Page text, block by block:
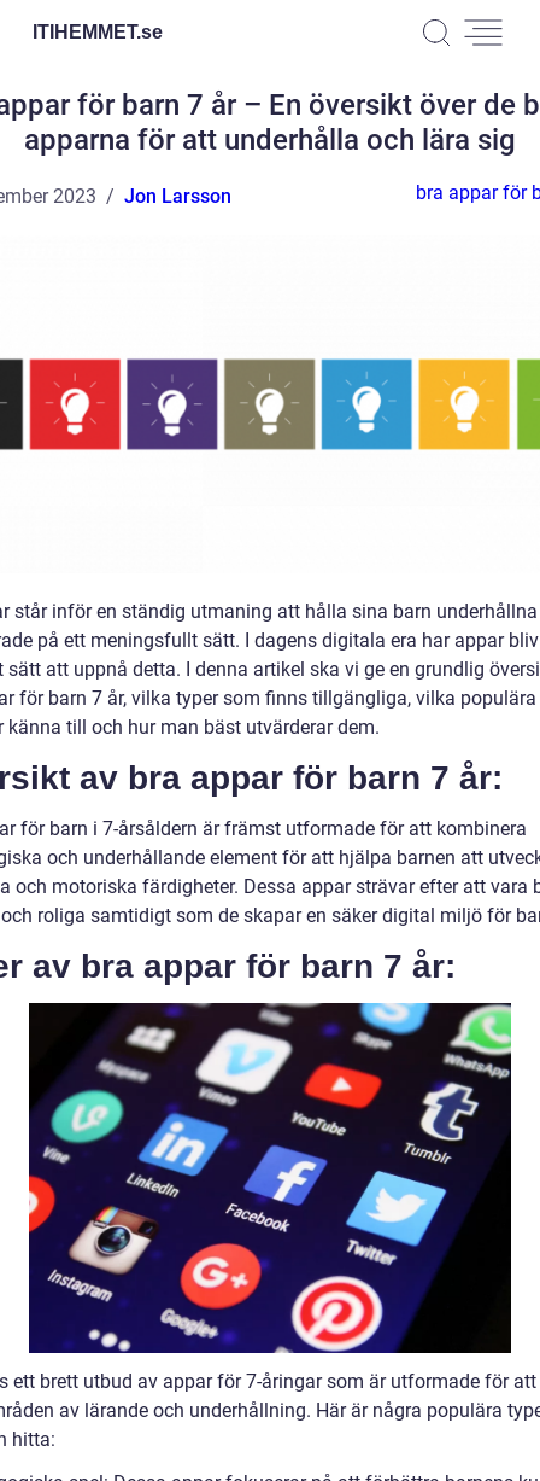
ITIHEMMET.se
för barn 7 år – En översikt över de
apparna för att underhålla och lära sig
2023 Jon Larsson bra appar för
står inför en ständig utmaning att hålla sina barn
på ett meningsfullt sätt. I dagens digitala era har appar
sätt att uppnå detta. I denna artikel ska vi ge en grundlig
för barn 7 år, vilka typer som finns tillgängliga, vilka
känna till och hur man bäst utvärderar dem.
av bra appar för barn 7 år:
för barn i 7-årsåldern är främst utformade för att kombinera
och underhållande element för att hjälpa barnen att
och motoriska färdigheter. Dessa appar strävar efter att vara
roliga samtidigt som de skapar en säker digital miljö för
av bra appar för barn 7 år:
ett brett utbud av appar för 7-åringar som är utformade för
av lärande och underhållning. Här är några populära
hitta: